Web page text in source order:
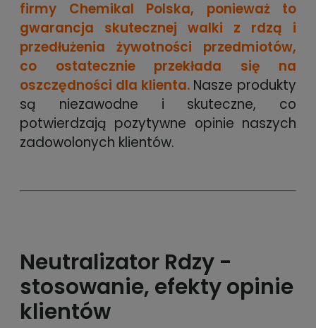
firmy Chemikal Polska, ponieważ to
gwarancja skutecznej walki z rdzą i
przedłużenia żywotności przedmiotów,
co ostatecznie przekłada się na
oszczędności dla klienta.Nasze produkty
są niezawodne i skuteczne, co
potwierdzają pozytywne opinie naszych
zadowolonych klientów.
Neutralizator Rdzy -
stosowanie, efekty opinie
klientów